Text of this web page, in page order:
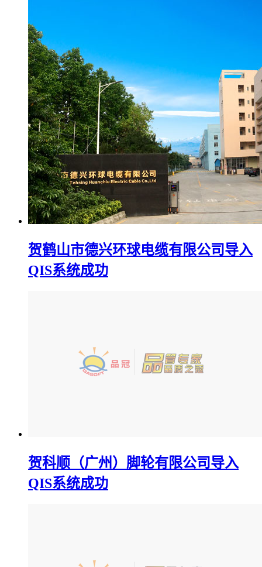
贺鹤山市德兴环球电缆有限公司导入
QIS系统成功
贺科顺（广州）脚轮有限公司导入
QIS系统成功